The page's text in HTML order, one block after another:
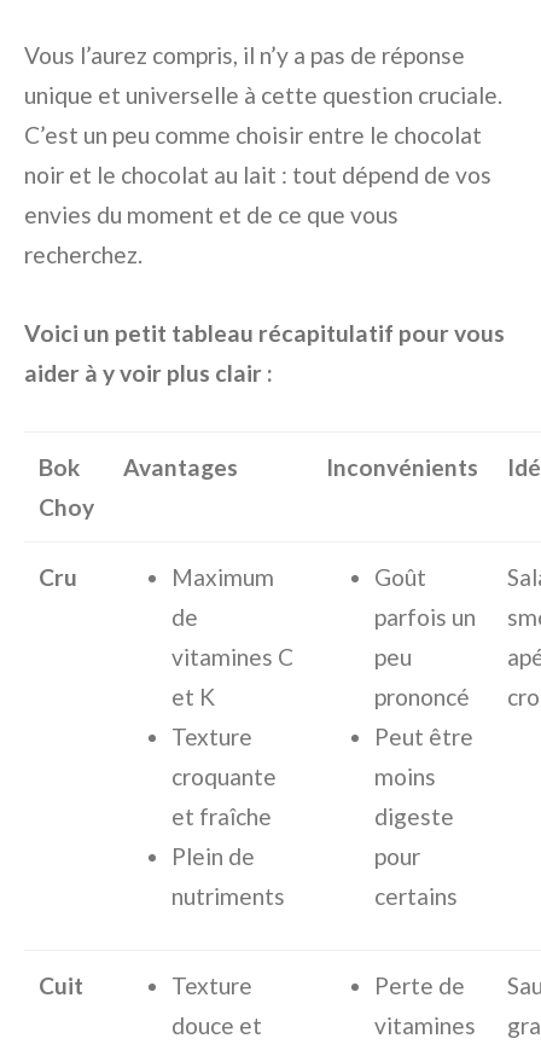
Vous l’aurez compris, il n’y a pas de réponse
unique et universelle à cette question cruciale.
C’est un peu comme choisir entre le chocolat
noir et le chocolat au lait : tout dépend de vos
envies du moment et de ce que vous
recherchez.
Voici un petit tableau récapitulatif pour vous
aider à y voir plus clair :
Bok
Choy
Avantages Inconvénients
Cru
Maximum
de
vitamines C
et K
Texture
croquante
et fraîche
Plein de
nutriments
Goût
parfois un
peu
prononcé
Peut être
moins
digeste
pour
certains
Cuit
Texture
douce et
Perte de
vitamines